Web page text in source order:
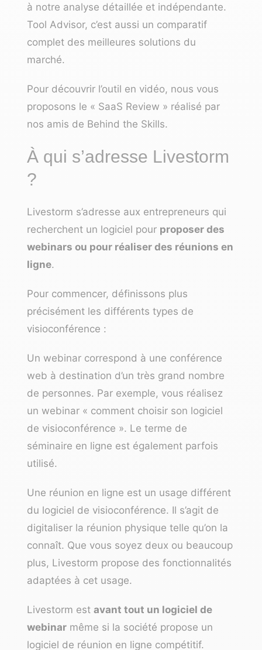
à notre analyse détaillée et indépendante.
Tool Advisor, c’est aussi un comparatif
complet des meilleures solutions du
marché.
Pour découvrir l’outil en vidéo, nous vous
proposons le « SaaS Review » réalisé par
nos amis de Behind the Skills.
À qui s’adresse Livestorm
?
Livestorm s’adresse aux entrepreneurs qui
recherchent un logiciel pour proposer des
webinars ou pour réaliser des réunions en
ligne.
Pour commencer, définissons plus
précisément les différents types de
visioconférence :
Un webinar correspond à une conférence
web à destination d’un très grand nombre
de personnes. Par exemple, vous réalisez
un webinar « comment choisir son logiciel
de visioconférence ». Le terme de
séminaire en ligne est également parfois
utilisé.
Une réunion en ligne est un usage différent
du logiciel de visioconférence. Il s’agit de
digitaliser la réunion physique telle qu’on la
connaît. Que vous soyez deux ou beaucoup
plus, Livestorm propose des fonctionnalités
adaptées à cet usage.
Livestorm est avant tout un logiciel de
webinar même si la société propose un
logiciel de réunion en ligne compétitif.